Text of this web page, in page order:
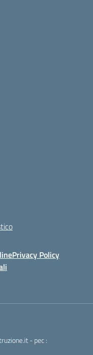
Privacy Policy
- pec :